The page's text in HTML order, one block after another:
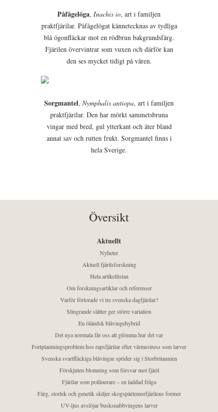
Påfågelöga, Inachis io, art i familjen
praktfjärilar. Påfågelögat kännetecknas av tydliga
blå ögonfläckar mot en rödbrun bakgrundsfärg.
Fjärilen övervintrar som vuxen och därför kan
den ses mycket tidigt på våren.
Sorgmantel, Nymphalis antiopa, art i familjen
praktfjärilar. Den har mörkt sammetsbruna
vingar med bred, gul ytterkant och äter bland
annat sav och rutten frukt. Sorgmantel finns i
hela Sverige.
Översikt
Aktuellt
Nyheter
Aktuell fjärilsforskning
Hela artikellistan
Om forskningsartiklar och referenser
Varför förlorade vi tre svenska dagfjärilar?
Slingrande slåtter ger större variation
En öländsk blåvingehybrid
Det nya normala får oss att glömma hur det var
Fortplantningsproblem hos rapsfjärilar efter värmestress som larver
Svenska svartfläckiga blåvingar sprider sig i Storbritannien
Förskjuten blomning som försvar mot fjäril
Fjärilar som pollinerare – en laddad fråga
Färg, storlek och genetik skiljer skogspärlemorfjärilens former
UV-ljus avslöjar busksnabbvingens larver